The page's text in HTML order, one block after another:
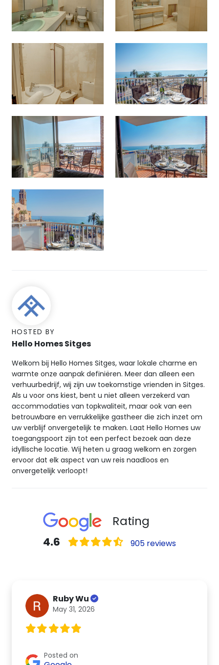
HOSTED BY
Hello Homes Sitges
Welkom bij Hello Homes Sitges, waar lokale charme en
warmte onze aanpak definiëren. Meer dan alleen een
verhuurbedrijf, wij zijn uw toekomstige vrienden in Sitges.
Als u voor ons kiest, bent u niet alleen verzekerd van
accommodaties van topkwaliteit, maar ook van een
betrouwbare en verrukkelijke gastheer die zich inzet om
uw verblijf onvergetelijk te maken. Laat Hello Homes uw
toegangspoort zijn tot een perfect bezoek aan deze
idyllische locatie. Wij heten u graag welkom en zorgen
ervoor dat elk aspect van uw reis naadloos en
onvergetelijk verloopt!
Rating
4.6 905 reviews
Ruby Wu
May 31, 2026
Posted on